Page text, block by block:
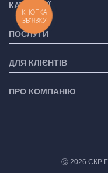
КАТЕГОРІЇ
ПОСЛУГИ
ДЛЯ КЛІЄНТІВ
ПРО КОМПАНІЮ
Ⓒ 2026 СКР
КНОПКА
ЗВ'ЯЗКУ